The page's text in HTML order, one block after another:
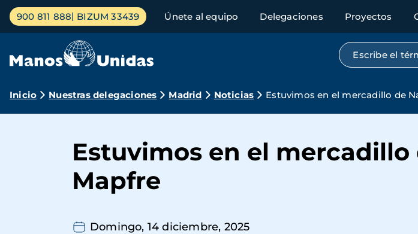
Pasar
contenido
Menú
principal
900 811 888 BIZUM 33439 Únete al equipo Delegaciones Proyectos
Búsqueda
Ruta
navegación
Inicio Nuestras delegaciones Madrid Noticias Estuvimos en el mercadillo de
Estuvimos en el mercadillo
Mapfre
Domingo, 14 diciembre, 2025